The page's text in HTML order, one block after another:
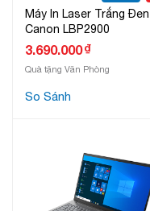
Máy In Laser Trắng Đen
Canon LBP2900
3.690.000₫
Quà tặng Văn Phòng
So Sánh